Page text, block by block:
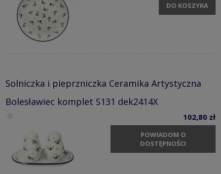
DO KOSZYKA
Solniczka i pieprzniczka Ceramika Artystyczna
Bolesławiec komplet S131 dek2414X
102,80 zł
POWIADOM O
DOSTĘPNOŚCI